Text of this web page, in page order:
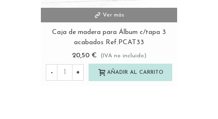
Ver más
Caja de madera para Álbum c/tapa 3
acabados Ref.PCAT33
20,50 €
(IVA no incluido)
- + AÑADIR AL CARRITO